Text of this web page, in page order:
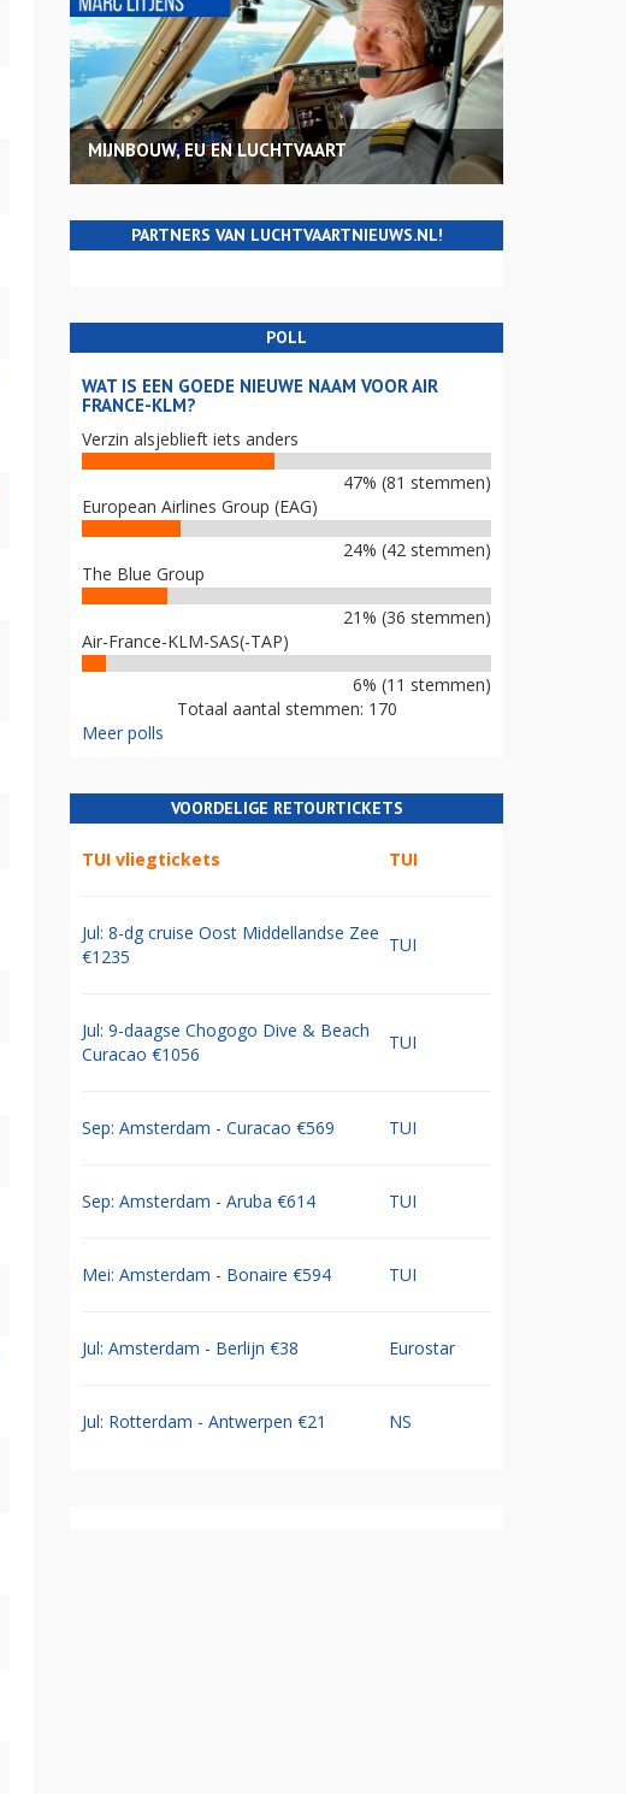
MIJNBOUW, EU EN LUCHTVAART
PARTNERS VAN LUCHTVAARTNIEUWS.NL!
POLL
WAT IS EEN GOEDE NIEUWE NAAM VOOR AIR
FRANCE-KLM?
Verzin alsjeblieft iets anders
47% (81 stemmen)
European Airlines Group (EAG)
24% (42 stemmen)
The Blue Group
21% (36 stemmen)
Air-France-KLM-SAS(-TAP)
6% (11 stemmen)
Totaal aantal stemmen: 170
Meer polls
VOORDELIGE RETOURTICKETS
TUI vliegtickets TUI
Jul: 8-dg cruise Oost Middellandse Zee
€1235
TUI
Jul: 9-daagse Chogogo Dive & Beach
Curacao €1056
TUI
Sep: Amsterdam - Curacao €569 TUI
Sep: Amsterdam - Aruba €614 TUI
Mei: Amsterdam - Bonaire €594 TUI
Jul: Amsterdam - Berlijn €38 Eurostar
Jul: Rotterdam - Antwerpen €21 NS